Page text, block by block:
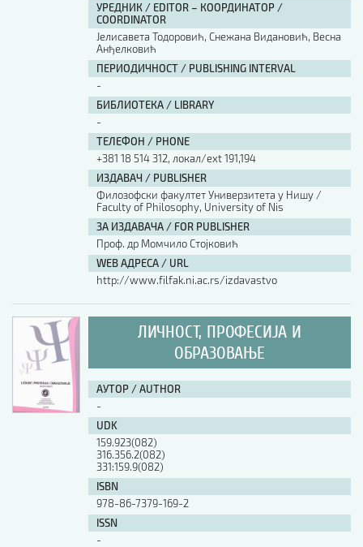
УРЕДНИК / EDITOR – КООРДИНАТОР /
COORDINATOR
Јелисавета Тодоровић, Снежана Видановић, Весна
Анђелковић
ПЕРИОДИЧНОСТ / PUBLISHING INTERVAL
-
БИБЛИОТЕКА / LIBRARY
-
ТЕЛЕФОН / PHONE
+381 18 514 312, локал/ext 191,194
ИЗДАВАЧ / PUBLISHER
Филозофски факултет Универзитета у Нишу /
Faculty of Philosophy, University of Nis
ЗА ИЗДАВАЧА / FOR PUBLISHER
Проф. др Момчило Стојковић
WEB АДРЕСА / URL
http://www.filfak.ni.ac.rs/izdavastvo
ЛИЧНОСТ, ПРОФЕСИЈА И
ОБРАЗОВАЊЕ
АУТОР / AUTHOR
-
UDK
159.923(082)
316.356.2(082)
331:159.9(082)
ISBN
978-86-7379-169-2
ISSN
-